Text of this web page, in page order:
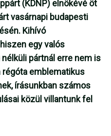
(KDNP) elnökévé öt
vasárnapi budapesti
Kihívó
egy valós
pártnál erre nem is
emblematikus
írásunkban számos
közül villantunk fel